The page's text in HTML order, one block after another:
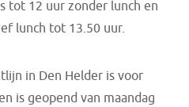
tot 12 uur zonder lunch en
lunch tot 13.50 uur.
in Den Helder is voor
is geopend van maandag